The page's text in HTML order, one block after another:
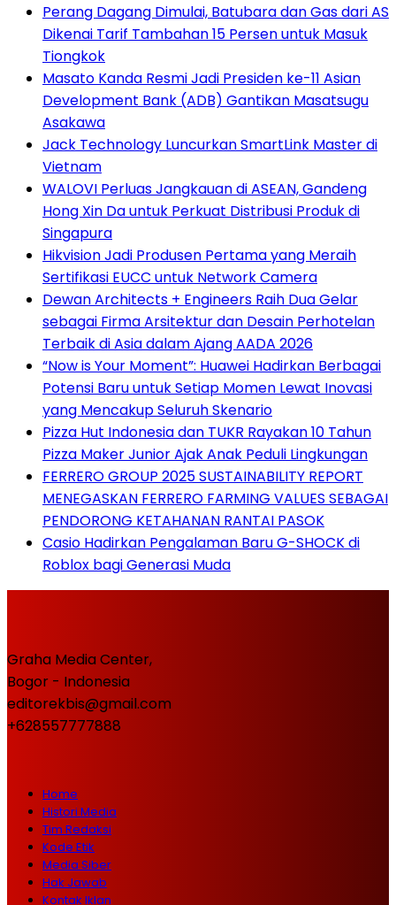
Perang Dagang Dimulai, Batubara dan Gas dari AS
Dikenai Tarif Tambahan 15 Persen untuk Masuk
Tiongkok
Masato Kanda Resmi Jadi Presiden ke-11 Asian
Development Bank (ADB) Gantikan Masatsugu
Asakawa
Jack Technology Luncurkan SmartLink Master di
Vietnam
WALOVI Perluas Jangkauan di ASEAN, Gandeng
Hong Xin Da untuk Perkuat Distribusi Produk di
Singapura
Hikvision Jadi Produsen Pertama yang Meraih
Sertifikasi EUCC untuk Network Camera
Dewan Architects + Engineers Raih Dua Gelar
sebagai Firma Arsitektur dan Desain Perhotelan
Terbaik di Asia dalam Ajang AADA 2026
“Now is Your Moment”: Huawei Hadirkan Berbagai
Potensi Baru untuk Setiap Momen Lewat Inovasi
yang Mencakup Seluruh Skenario
Pizza Hut Indonesia dan TUKR Rayakan 10 Tahun
Pizza Maker Junior Ajak Anak Peduli Lingkungan
FERRERO GROUP 2025 SUSTAINABILITY REPORT
MENEGASKAN FERRERO FARMING VALUES SEBAGAI
PENDORONG KETAHANAN RANTAI PASOK
Casio Hadirkan Pengalaman Baru G-SHOCK di
Roblox bagi Generasi Muda
Graha Media Center,
Bogor - Indonesia
editorekbis@gmail.com
+628557777888
Home
Histori Media
Tim Redaksi
Kode Etik
Media Siber
Hak Jawab
Kontak Iklan